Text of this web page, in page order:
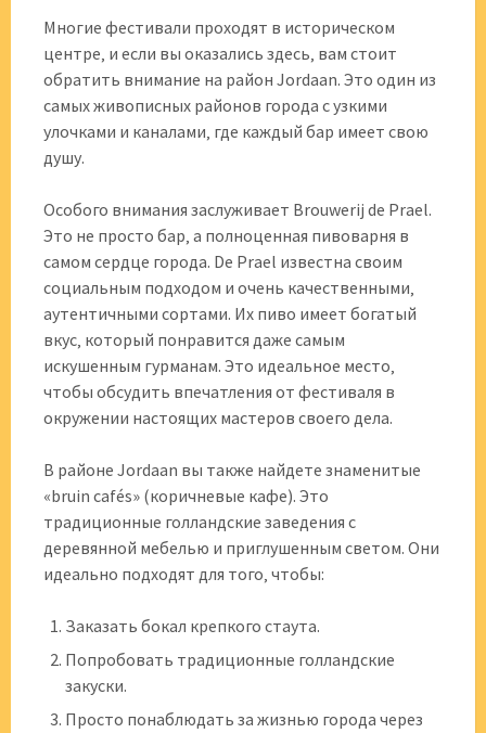
Многие фестивали проходят в историческом
центре‚ и если вы оказались здесь‚ вам стоит
обратить внимание на район Jordaan. Это один из
самых живописных районов города с узкими
улочками и каналами‚ где каждый бар имеет свою
душу.
Особого внимания заслуживает Brouwerij de Prael.
Это не просто бар‚ а полноценная пивоварня в
самом сердце города. De Prael известна своим
социальным подходом и очень качественными‚
аутентичными сортами. Их пиво имеет богатый
вкус‚ который понравится даже самым
искушенным гурманам. Это идеальное место‚
чтобы обсудить впечатления от фестиваля в
окружении настоящих мастеров своего дела.
В районе Jordaan вы также найдете знаменитые
«bruin cafés» (коричневые кафе). Это
традиционные голландские заведения с
деревянной мебелью и приглушенным светом. Они
идеально подходят для того‚ чтобы:
Заказать бокал крепкого стаута.
Попробовать традиционные голландские
закуски.
Просто понаблюдать за жизнью города через